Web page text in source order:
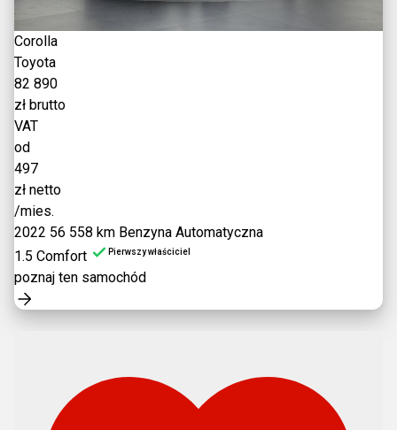
Corolla
Toyota
82 890
zł brutto
VAT
od
497
zł netto
/mies.
2022 56 558 km Benzyna Automatyczna
1.5 Comfort
Pierwszy właściciel
poznaj ten samochód